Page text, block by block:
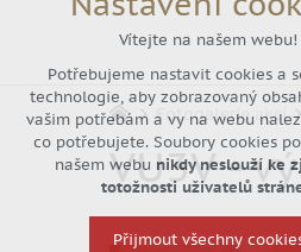
Fotogalerie akcí
VU3V -
Vítejte na našem webu!
Potřebujeme nastavit cookies a
technologie, aby zobrazovaný
vašim potřebám a vy na webu
co potřebujete. Soubory cookies
našem webu nikdy neslouží ke
totožnosti uživatelů
Přijmout všechny